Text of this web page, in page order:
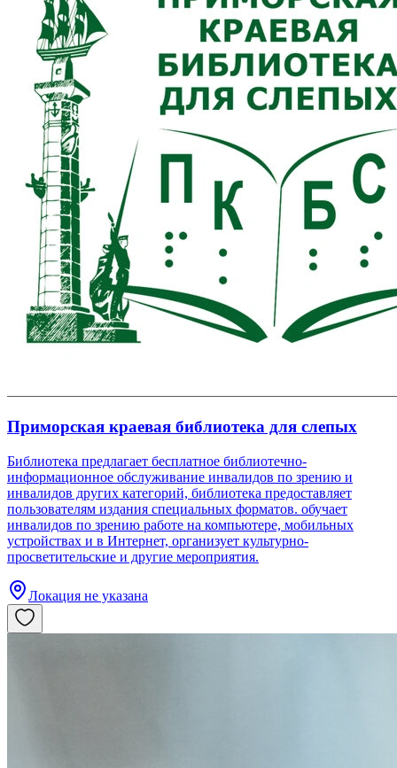
Приморская краевая библиотека для слепых
Библиотека предлагает бесплатное библиотечно-
информационное обслуживание инвалидов по зрению и
инвалидов других категорий, библиотека предоставляет
пользователям издания специальных форматов. обучает
инвалидов по зрению работе на компьютере, мобильных
устройствах и в Интернет, организует культурно-
просветительские и другие мероприятия.
Локация не указана